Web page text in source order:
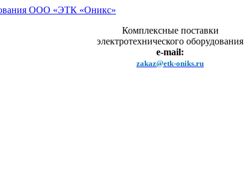
Комплексные поставки
электротехнического оборудования
e-mail:
zakaz@etk-oniks.ru